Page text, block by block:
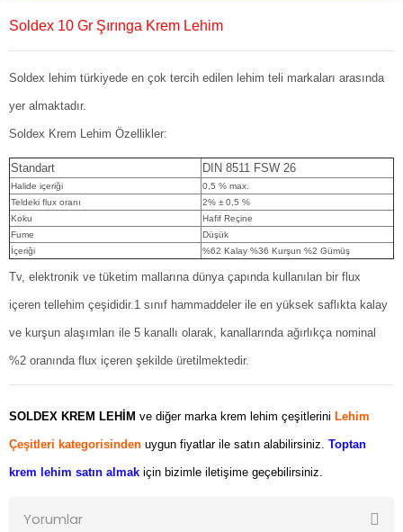
Soldex 10 Gr Şırınga Krem Lehim
Soldex lehim türkiyede en çok tercih edilen lehim teli markaları arasında
yer almaktadır.
Soldex Krem Lehim Özellikler:
Standart DIN 8511 FSW 26
Halide içeriği
0,5 % max.
Teldeki flux oranı
2% ± 0,5 %
Koku
Hafif Reçine
Fume
Düşük
İçeriği
%62 Kalay %36 Kurşun %2 Gümüş
Tv, elektronik ve tüketim mallarına dünya çapında kullanılan bir flux
içeren tellehim çeşididir.1 sınıf hammaddeler ile en yüksek saflıkta kalay
ve kurşun alaşımları ile 5 kanallı olarak, kanallarında ağırlıkça nominal
%2 oranında flux içeren şekilde üretilmektedir.
SOLDEX KREM LEHİM ve diğer marka krem lehim çeşitlerini Lehim
Çeşitleri kategorisinden uygun fiyatlar ile satın alabilirsiniz. Toptan
krem lehim satın almak için bizimle iletişime geçebilirsiniz.
Yorumlar